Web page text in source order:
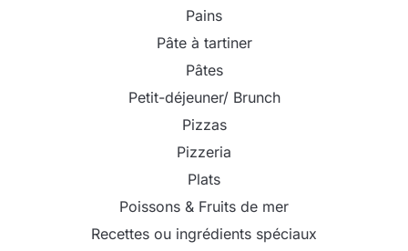
Pains
Pâte à tartiner
Pâtes
Petit-déjeuner/ Brunch
Pizzas
Pizzeria
Plats
Poissons & Fruits de mer
Recettes ou ingrédients spéciaux